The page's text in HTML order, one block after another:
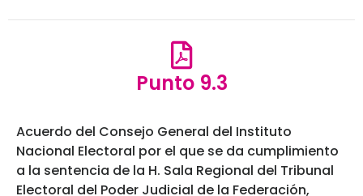
Punto 9.3
Acuerdo del Consejo General del Instituto
Nacional Electoral por el que se da cumplimiento
a la sentencia de la H. Sala Regional del Tribunal
Electoral del Poder Judicial de la Federación,